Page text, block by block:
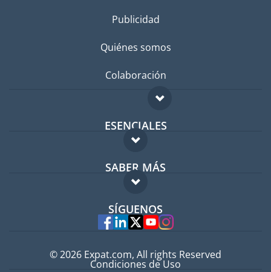
Publicidad
Quiénes somos
Colaboración
ESENCIALES
Foro para expatriados
Guía para expatriados
Trabajos en el extranjero
SABER MÁS
FAQ
Expertos
SÍGUENOS
© 2026 Expat.com, All rights Reserved
Condiciones de Uso